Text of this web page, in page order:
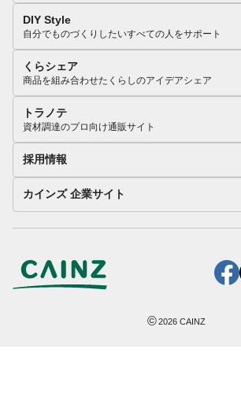
DIY Style
自分でものづくりしたいすべての人をサポート
くらシェア
商品を組み合わせたくらしのアイデアシェア
トラノテ
資材調達のプロ向け通販サイト
採用情報
カインズ 企業サイト
©2026 CAINZ